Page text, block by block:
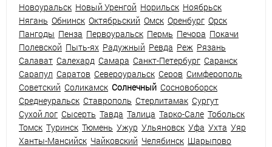
Новоуральск Новый Уренгой Норильск Ноябрьск
Нягань Обнинск Октябрьский Омск Оренбург Орск
Пангоды Пенза Первоуральск Пермь Печора Покачи
Полевской Пыть-ях Радужный Ревда Реж Рязань
Салават Салехард Самара Санкт-Петербург Саранск
Сарапул Саратов Североуральск Серов Симферополь
Советский Соликамск Солнечный Сосновоборск
Среднеуральск Ставрополь Стерлитамак Сургут
Сухой лог Сысерть Тавда Талица Тарко-Сале Тобольск
Томск Туринск Тюмень Ужур Ульяновск Уфа Ухта Уяр
Ханты-Мансийск Чайковский Челябинск Шарыпово